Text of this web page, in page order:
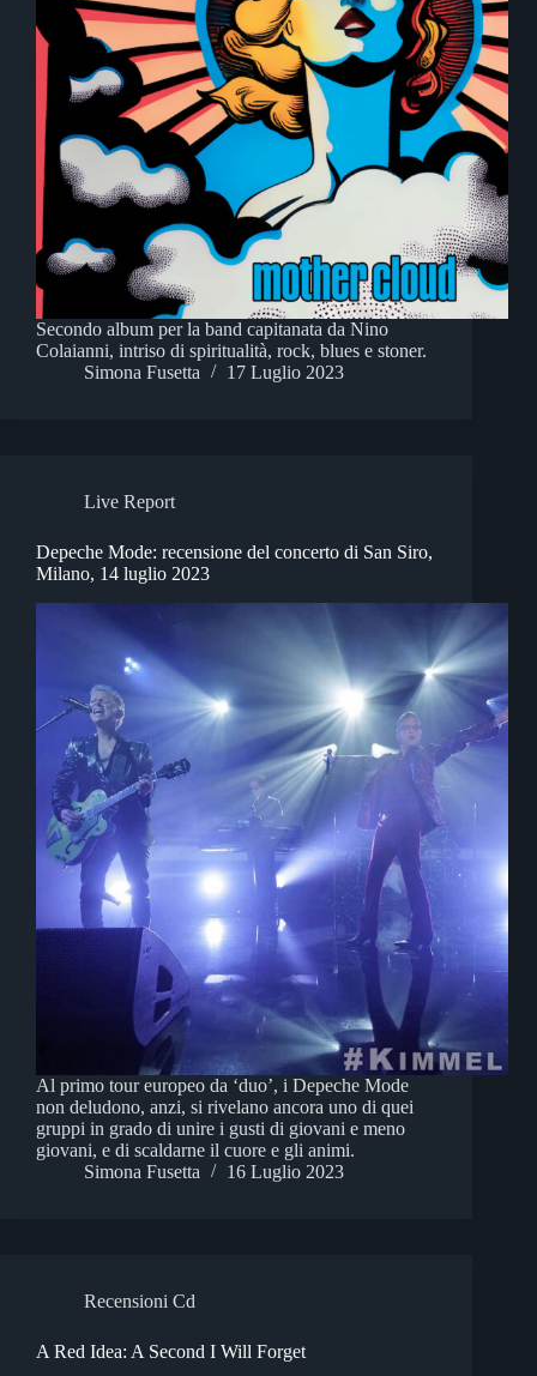
Secondo album per la band capitanata da Nino
Colaianni, intriso di spiritualità, rock, blues e stoner.
Simona Fusetta
17 Luglio 2023
Live Report
Depeche Mode: recensione del concerto di San Siro,
Milano, 14 luglio 2023
Al primo tour europeo da ‘duo’, i Depeche Mode
non deludono, anzi, si rivelano ancora uno di quei
gruppi in grado di unire i gusti di giovani e meno
giovani, e di scaldarne il cuore e gli animi.
Simona Fusetta
16 Luglio 2023
Recensioni Cd
A Red Idea: A Second I Will Forget